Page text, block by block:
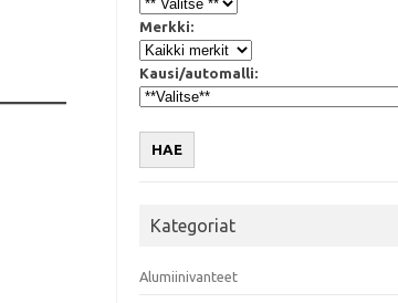
Merkki:
Kausi/automalli:
HAE
Kategoriat
Alumiinivanteet